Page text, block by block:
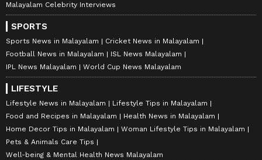
Malayalam Celebrity Interviews
SPORTS
Sports News in Malayalam
Cricket News in Malayalam
Football News in Malayalam
ISL News Malayalam
IPL News Malayalam
World Cup News Malayalam
LIFESTYLE
Lifestyle News in Malayalam
Lifestyle Tips in Malayalam
Food and Recipes in Malayalam
Health News in Malayalam
Home Decor Tips in Malayalam
Woman Lifestyle Tips in Malayalam
Pets & Animals Care Tips
Well-being & Mental Health News Malayalam